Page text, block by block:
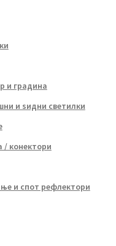
и градина
и ѕидни светилки
/ конектори
и спот рефлектори